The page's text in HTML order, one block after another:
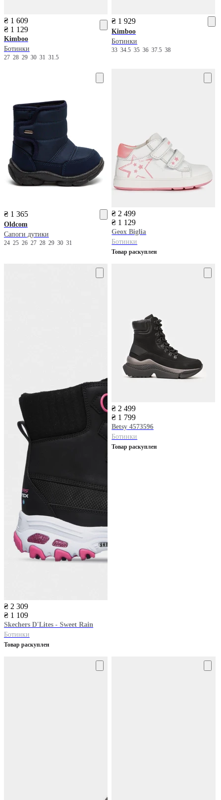
₴ 1 609
₴ 1 129
Kimboo
Ботинки
27 28 29 30 31 31.5
₴ 1 929
Kimboo
Ботинки
3334.5353637.538
₴ 1 365
Oldcom
Сапоги дутики
24 25 26 27 28 29 30 31
₴ 2 499
₴ 1 129
Geox Biglia
Ботинки
Товар раскуплен
₴ 2 309
₴ 1 109
Skechers D'Lites - Sweet Rain
Ботинки
Товар раскуплен
₴ 2 499
₴ 1 799
Betsy 4573596
Ботинки
Товар раскуплен